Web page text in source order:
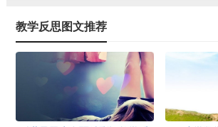
教学反思图文推荐